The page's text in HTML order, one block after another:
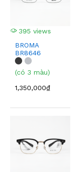
395 views
BROMA
BR8646
(có 3 màu)
1,350,000₫